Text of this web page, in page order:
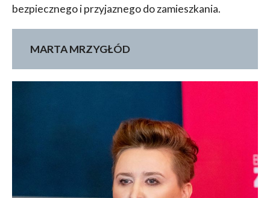
bezpiecznego i przyjaznego do zamieszkania.
MARTA MRZYGŁÓD